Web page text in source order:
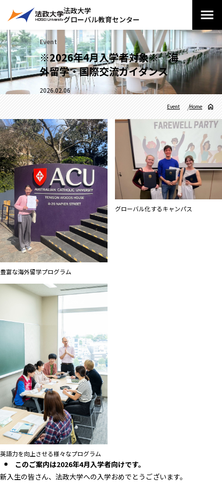
法政大学
グローバル教育センター
Event
※2026年4月入学者対象※ 海
外留学・国際交流ガイダンス
2026.02.06
Home
Event
豊富な海外留学プログラム
グローバル化するキャンパス
英語力を向上させる様々なプログラム
このご案内は2026年4月入学者向けです。
新入生の皆さん、法政大学への入学おめでとうございます。